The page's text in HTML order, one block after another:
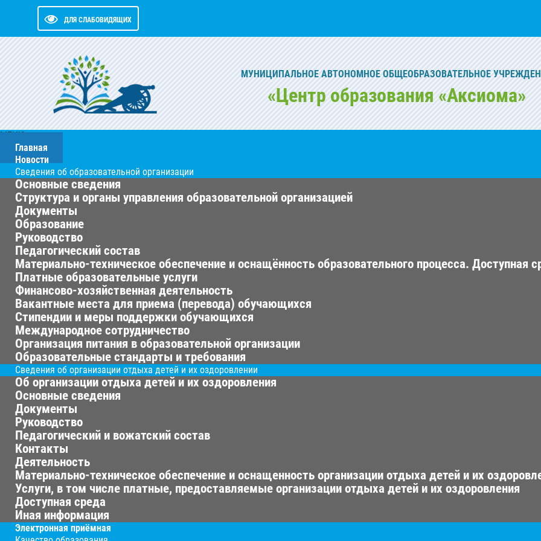
ДЛЯ СЛАБОВИДЯЩИХ
МУНИЦИПАЛЬНОЕ АВТОНОМНОЕ ОБЩЕОБРАЗОВАТЕЛЬНОЕ
«Центр образования «Аксиома»
МЕНЮ
Главная
Новости
Сведения об образовательной организации
Основные сведения
Структура и органы управления образовательной организацией
Документы
Образование
Руководство
Педагогический состав
Материально-техническое обеспечение и оснащённость образовательного процесса. Доступная
Платные образовательные услуги
Финансово-хозяйственная деятельность
Вакантные места для приема (перевода) обучающихся
Стипендии и меры поддержки обучающихся
Международное сотрудничество
Организация питания в образовательной организации
Образовательные стандарты и требования
Сведения об организации отдыха детей и их оздоровлении
Об организации отдыха детей и их оздоровления
Основные сведения
Документы
Руководство
Педагогический и вожатский состав
Контакты
Деятельность
Материально-техническое обеспечение и оснащенность организации отдыха детей и их
Услуги, в том числе платные, предоставляемые организации отдыха детей и их оздоровления
Доступная среда
Иная информация
Электронная приёмная